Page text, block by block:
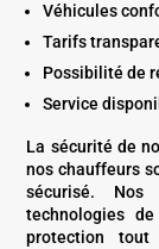
Véhicules
Tarifs
Possibilité de
Service
La sécurité de
nos chauffeurs
sécurisé.
technologies
protection